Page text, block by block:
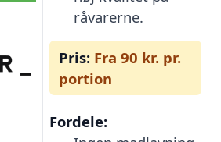
råvarerne.
Pris: Fra 90 kr. pr.
portion
Fordele: